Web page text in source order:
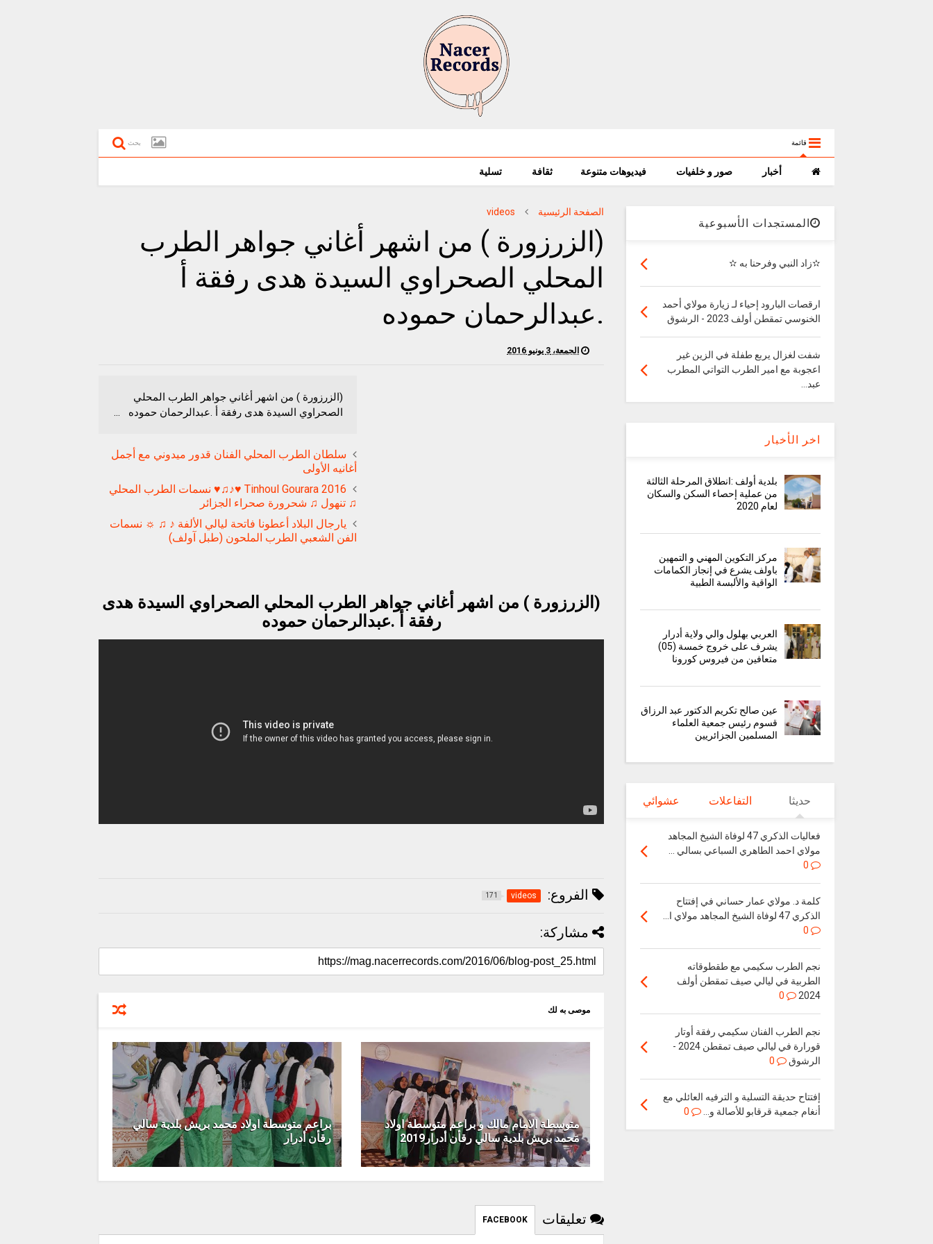
قائمة بحث
أخبار صور و خلفيات فيديوهات متنوعة ثقافة تسلية
الصفحة الرئيسية videos
(الزرزورة ) من اشهر أغاني جواهر الطرب
المحلي الصحراوي السيدة هدى رفقة أ
.عبدالرحمان حموده
الجمعة، 3 يونيو 2016
(الزرزورة ) من اشهر أغاني جواهر الطرب المحلي
الصحراوي السيدة هدى رفقة أ .عبدالرحمان حموده ...
سلطان الطرب المحلي الفنان قدور ميدوني مع أجمل
أغانيه الأولى
Tinhoul Gourara 2016 ♥♪♫♥ نسمات الطرب المحلي
♫ تنهول ♫ شحرورة صحراء الجزائر
يارجال البلاد أعطونا فاتحة ليالي الألفة ♪ ♫ ☼ نسمات
الفن الشعبي الطرب الملحون (طبل آولف)
(الزرزورة ) من اشهر أغاني جواهر الطرب المحلي الصحراوي السيدة هدى
رفقة أ .عبدالرحمان حموده
الفروع: videos
171
مشاركة:
موصى به لك
متوسطة الامام مالك و براعم متوسطة اولاد
مَحمد بريش بلدية سالي رقأن أدرار2019
براعم متوسطة اولاد مَحمد بريش بلدية سالي
رقأن أدرار
تعليقات FACEBOOK
المستجدات الأسبوعية
✫زاد النبي وفرحنا به ✫
ارقصات البارود إحياء لـ زيارة مولاي أحمد
الخنوسي تمقطن أولف 2023 - الرشوق
شفت لغزال يربع طفلة في الزين غير
اعجوبة مع امير الطرب التواتي المطرب
عبد...
اخر الأخبار
بلدية أولف :انطلاق المرحلة الثالثة
من عملية إحصاء السكن والسكان
لعام 2020
مركز التكوين المهني و التمهين
باولف يشرع في إنجاز الكمامات
الواقية والألبسة الطبية
العربي بهلول والي ولاية أدرار
يشرف على خروج خمسة (05)
متعافين من فيروس كورونا
عين صالح تكريم الدكتور عبد الرزاق
قسوم رئيس جمعية العلماء
المسلمين الجزائريين
حديثا التفاعلات عشوائي
فعاليات الذكري 47 لوفاة الشيخ المجاهد
مولاي احمد الطاهري السباعي بسالي ...
كلمة د. مولاي عمار حساني في إفتتاح
الذكري 47 لوفاة الشيخ المجاهد مولاي ا...
نجم الطرب سكيمي مع طقطوقاته
الطربية في ليالي صيف تمقطن أولف
2024
نجم الطرب الفنان سكيمي رفقة أوتار
قورارة في ليالي صيف تمقطن 2024 -
الرشوق
إفتتاح حديقة التسلية و الترفيه العائلي مع
أنغام جمعية قرقابو للأصالة و...